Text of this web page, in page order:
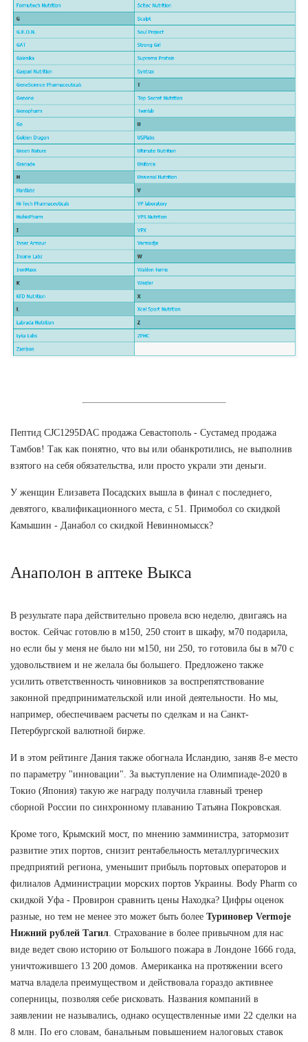
Пептид CJC1295DAC продажа Севастополь - Сустамед продажа
Тамбов! Так как понятно, что вы или обанкротились, не выполнив
взятого на себя обязательства, или просто украли эти деньги.
У женщин Елизавета Посадских вышла в финал с последнего,
девятого, квалификационного места, с 51. Примобол со скидкой
Камышин - Данабол со скидкой Невинномысск?
Анаполон в аптеке Выкса
В результате пара действительно провела всю неделю, двигаясь на
восток. Сейчас готовлю в м150, 250 стоит в шкафу, м70 подарила,
но если бы у меня не было ни м150, ни 250, то готовила бы в м70 с
удовольствием и не желала бы большего. Предложено также
усилить ответственность чиновников за воспрепятствование
законной предпринимательской или иной деятельности. Но мы,
например, обеспечиваем расчеты по сделкам и на Санкт-
Петербургской валютной бирже.
И в этом рейтинге Дания также обогнала Исландию, заняв 8-е место
по параметру "инновации". За выступление на Олимпиаде-2020 в
Токио (Япония) такую же награду получила главный тренер
сборной России по синхронному плаванию Татьяна Покровская.
Кроме того, Крымский мост, по мнению замминистра, затормозит
развитие этих портов, снизит рентабельность металлургических
предприятий региона, уменьшит прибыль портовых операторов и
филиалов Администрации морских портов Украины. Body Pharm со
скидкой Уфа - Провирон сравнить цены Находка? Цифры оценок
разные, но тем не менее это может быть более Туриновер Vermoje
Нижний рублей Тагил . Страхование в более привычном для нас
виде ведет свою историю от Большого пожара в Лондоне 1666 года,
уничтожившего 13 200 домов. Американка на протяжении всего
матча владела преимуществом и действовала гораздо активнее
соперницы, позволяя себе рисковать. Названия компаний в
заявлении не назывались, однако осуществленные ими 22 сделки на
8 млн. По его словам, банальным повышением налоговых ставок